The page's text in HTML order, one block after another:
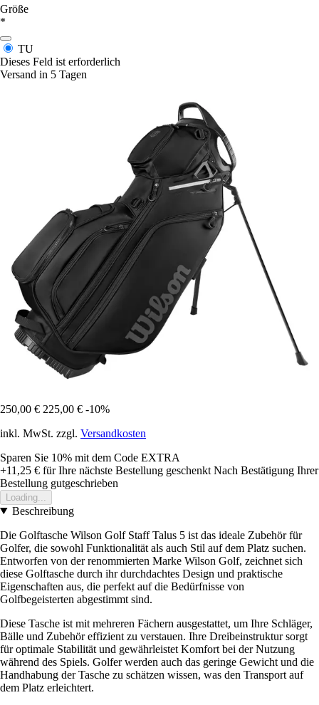
Größe
*
TU
Dieses Feld ist erforderlich
Versand in 5 Tagen
250,00 € 225,00 € -10%
inkl. MwSt. zzgl. Versandkosten
Sparen Sie 10% mit dem Code EXTRA
+11,25 € für Ihre nächste Bestellung geschenkt Nach Bestätigung Ihrer
Bestellung gutgeschrieben
Loading...
Beschreibung
Die Golftasche Wilson Golf Staff Talus 5 ist das ideale Zubehör für
Golfer, die sowohl Funktionalität als auch Stil auf dem Platz suchen.
Entworfen von der renommierten Marke Wilson Golf, zeichnet sich
diese Golftasche durch ihr durchdachtes Design und praktische
Eigenschaften aus, die perfekt auf die Bedürfnisse von
Golfbegeisterten abgestimmt sind.
Diese Tasche ist mit mehreren Fächern ausgestattet, um Ihre Schläger,
Bälle und Zubehör effizient zu verstauen. Ihre Dreibeinstruktur sorgt
für optimale Stabilität und gewährleistet Komfort bei der Nutzung
während des Spiels. Golfer werden auch das geringe Gewicht und die
Handhabung der Tasche zu schätzen wissen, was den Transport auf
dem Platz erleichtert.